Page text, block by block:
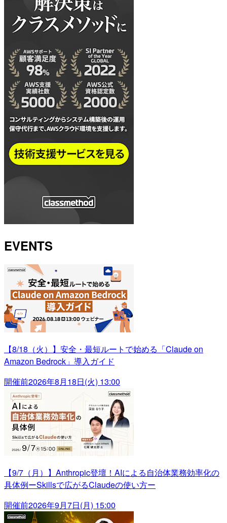
EVENTS
【8/18（火）】安全・最短ルートで始める「Claude on
Amazon Bedrock」導入ガイド
開催前2026年8月18日(火) 13:00
【9/7（月）】Anthropic登壇！AIによる自治体業務効率化の
具体例ーSkillsで広がるClaudeの使い方ー
開催前2026年9月7日(月) 15:00